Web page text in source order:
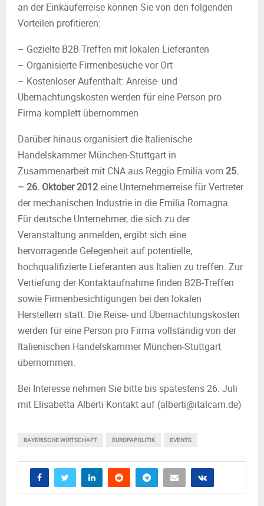
an der Einkäuferreise können Sie von den folgenden
Vorteilen profitieren:
– Gezielte B2B-Treffen mit lokalen Lieferanten
– Organisierte Firmenbesuche vor Ort
– Kostenloser Aufenthalt: Anreise- und
Übernachtungskosten werden für eine Person pro
Firma komplett übernommen
Darüber hinaus organisiert die Italienische
Handelskammer München-Stuttgart in
Zusammenarbeit mit CNA aus Reggio Emilia vom 25.
– 26. Oktober 2012eine Unternehmerreise für Vertreter
der mechanischen Industrie in die Emilia Romagna.
Für deutsche Unternehmer, die sich zu der
Veranstaltung anmelden, ergibt sich eine
hervorragende Gelegenheit auf potentielle,
hochqualifizierte Lieferanten aus Italien zu treffen. Zur
Vertiefung der Kontaktaufnahme finden B2B-Treffen
sowie Firmenbesichtigungen bei den lokalen
Herstellern statt. Die Reise- und Übernachtungskosten
werden für eine Person pro Firma vollständig von der
Italienischen Handelskammer München-Stuttgart
übernommen.
Bei Interesse nehmen Sie bitte bis spätestens 26. Juli
mit Elisabetta Alberti Kontakt auf (alberti@italcam.de)
BAYERISCHE WIRTSCHAFT EUROPAPOLITIK EVENTS